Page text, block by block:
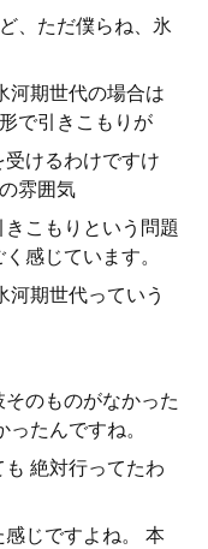
、ただ僕らね、氷
河期世代の場合は
で引きこもりが
けるわけですけ
雰囲気
こもりという問題
感じています。
河期世代っていう
のものがなかった
たんですね。
絶対行ってたわ
じですよね。 本